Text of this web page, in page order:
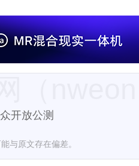
开放公测
与原文存在偏差。
（